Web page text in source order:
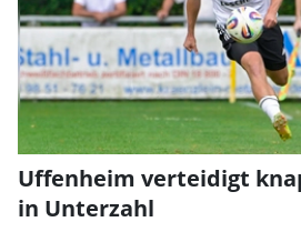
Uffenheim verteidigt
in Unterzahl